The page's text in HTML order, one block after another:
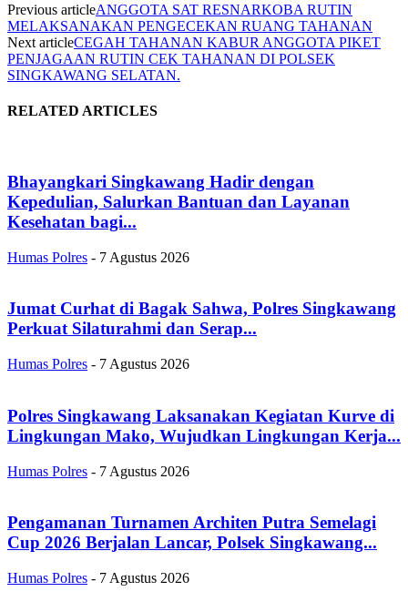
Previous articleANGGOTA SAT RESNARKOBA RUTIN
MELAKSANAKAN PENGECEKAN RUANG TAHANAN
Next articleCEGAH TAHANAN KABUR ANGGOTA PIKET
PENJAGAAN RUTIN CEK TAHANAN DI POLSEK
SINGKAWANG SELATAN.
RELATED ARTICLES
Bhayangkari Singkawang Hadir dengan
Kepedulian, Salurkan Bantuan dan Layanan
Kesehatan bagi...
Humas Polres - 7 Agustus 2026
Jumat Curhat di Bagak Sahwa, Polres Singkawang
Perkuat Silaturahmi dan Serap...
Humas Polres - 7 Agustus 2026
Polres Singkawang Laksanakan Kegiatan Kurve di
Lingkungan Mako, Wujudkan Lingkungan Kerja...
Humas Polres - 7 Agustus 2026
Pengamanan Turnamen Architen Putra Semelagi
Cup 2026 Berjalan Lancar, Polsek Singkawang...
Humas Polres - 7 Agustus 2026